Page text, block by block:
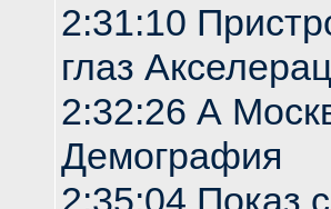
2:31:10
глаз
2:32:26 А
Демография
2:35:04 Показ